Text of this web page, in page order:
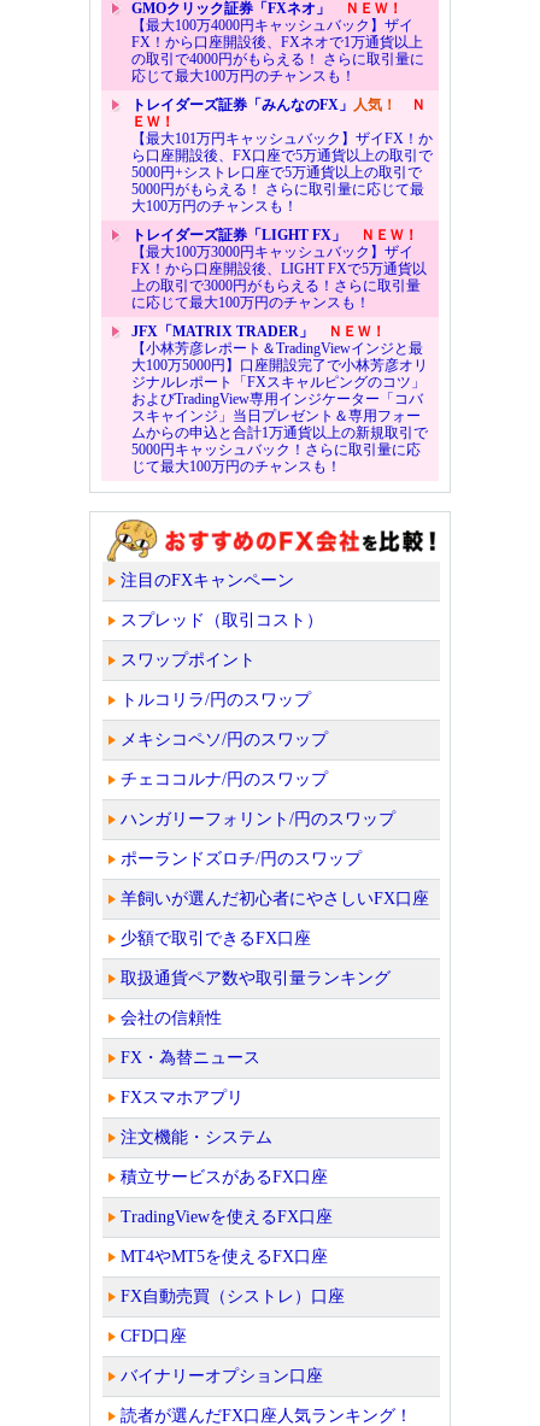
GMOクリック証券「FXネオ」
ＮＥＷ！
【最大100万4000円キャッシュバック】ザイ
FX！から口座開設後、FXネオで1万通貨以上
の取引で4000円がもらえる！ さらに取引量に
応じて最大100万円のチャンスも！
トレイダーズ証券「みんなのFX」 人気！
Ｎ
ＥＷ！
【最大101万円キャッシュバック】ザイFX！か
ら口座開設後、FX口座で5万通貨以上の取引で
5000円+シストレ口座で5万通貨以上の取引で
5000円がもらえる！ さらに取引量に応じて最
大100万円のチャンスも！
トレイダーズ証券「LIGHT FX」
ＮＥＷ！
【最大100万3000円キャッシュバック】ザイ
FX！から口座開設後、LIGHT FXで5万通貨以
上の取引で3000円がもらえる！さらに取引量
に応じて最大100万円のチャンスも！
JFX「MATRIX TRADER」
ＮＥＷ！
【小林芳彦レポート＆TradingViewインジと最
大100万5000円】口座開設完了で小林芳彦オリ
ジナルレポート「FXスキャルピングのコツ」
およびTradingView専用インジケーター「コバ
スキャインジ」当日プレゼント＆専用フォー
ムからの申込と合計1万通貨以上の新規取引で
5000円キャッシュバック！さらに取引量に応
じて最大100万円のチャンスも！
注目のFXキャンペーン
スプレッド（取引コスト）
スワップポイント
トルコリラ/円のスワップ
メキシコペソ/円のスワップ
チェココルナ/円のスワップ
ハンガリーフォリント/円のスワップ
ポーランドズロチ/円のスワップ
羊飼いが選んだ初心者にやさしいFX口座
少額で取引できるFX口座
取扱通貨ペア数や取引量ランキング
会社の信頼性
FX・為替ニュース
FXスマホアプリ
注文機能・システム
積立サービスがあるFX口座
TradingViewを使えるFX口座
MT4やMT5を使えるFX口座
FX自動売買（シストレ）口座
CFD口座
バイナリーオプション口座
読者が選んだFX口座人気ランキング！